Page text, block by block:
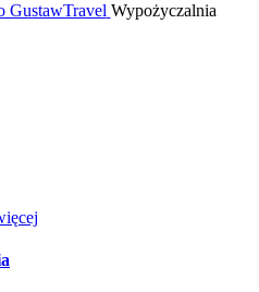
Wypożyczalnia